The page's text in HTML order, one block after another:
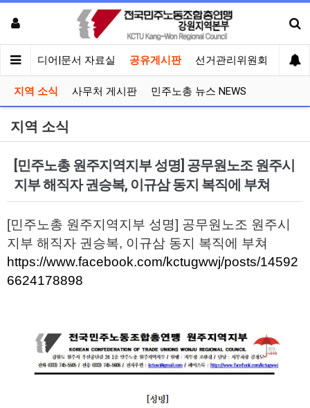
견 미디어|문서 자료실 공유게시판 선거관리위원회
지역 소식 사무처 게시판 민주노총 뉴스 NEWS
지역 소식
[민주노총 원주지역지부 성명] 공무원노조 원주시
지부 해직자 권승복, 이규삼 동지 복직에 부쳐
[민주노총 원주지역지부 성명] 공무원노조 원주시
지부 해직자 권승복, 이규삼 동지 복직에 부쳐
https://www.facebook.com/kctugwwj/posts/14592
6624178898